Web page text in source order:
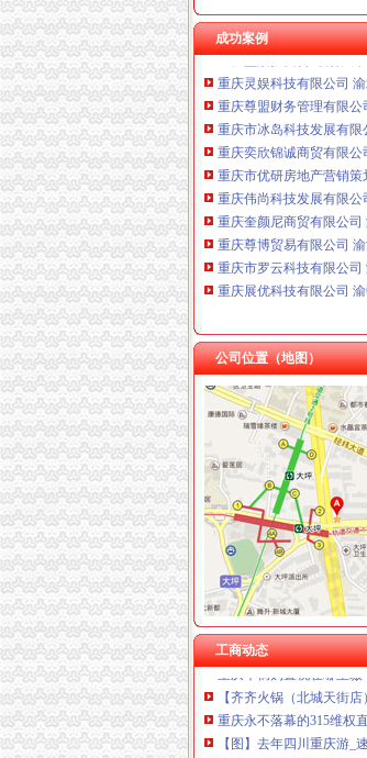
成功案例
重庆展优科技有限公司 渝
重庆盛旗投资咨询有限公
重庆尊盟财务管理有限公
重庆市冰岛科技发展有限
重庆奕欣锦诚商贸有限公
重庆市优研房地产营销策
重庆伟尚科技发展有限公
重庆奎颜尼商贸有限公司
重庆尊博贸易有限公司 渝
重庆市罗云科技有限公司
重庆展优科技有限公司 渝
重庆盛旗投资咨询有限公
重庆灵娱科技有限公司
重庆尊盟财务管理有限公
重庆市冰岛科技发展有限
公司位置（地图）
工商动态
金凤
金凤街_成都金凤街_本地
【】金凤征网_金凤征找
【】金凤找富婆_金凤富
金凤股份_行资讯_新三板
大家来关注一下金凤科技
渝州路海关
重庆车辆购置税在哪里
【齐齐火锅（北城天街
重庆永不落幕的315维权
【图】去年四川重庆游_
中国互动玩具类玩具黄